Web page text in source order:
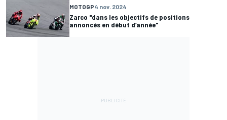
MOTOGP4 nov. 2024
Zarco "dans les objectifs de positions
annoncés en début d’année"